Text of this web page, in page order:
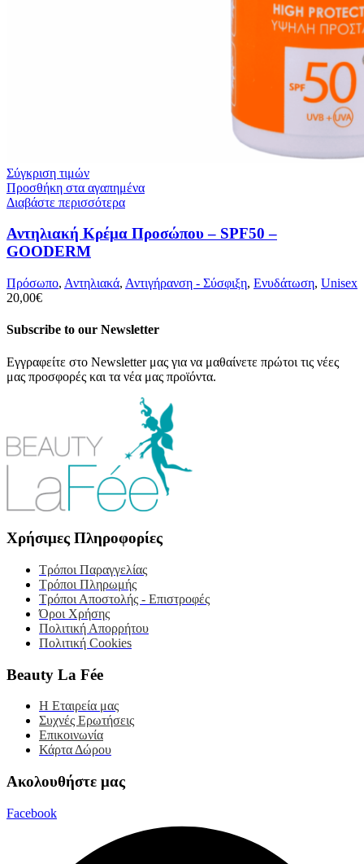
Σύγκριση τιμών
Προσθήκη στα αγαπημένα
Διαβάστε περισσότερα
Αντηλιακή Κρέμα Προσώπου – SPF50 –
GOODERM
Πρόσωπο, Αντηλιακά, Αντιγήρανση - Σύσφιξη, Ενυδάτωση, Unisex
20,00€
Subscribe to our Newsletter
Εγγραφείτε στο Newsletter μας για να μαθαίνετε πρώτοι τις νέες
μας προσφορές και τα νέα μας προϊόντα.
Χρήσιμες Πληροφορίες
Τρόποι Παραγγελίας
Τρόποι Πληρωμής
Τρόποι Αποστολής - Επιστροφές
Όροι Χρήσης
Πολιτική Απορρήτου
Πολιτική Cookies
Beauty La Fée
Η Εταιρεία μας
Συχνές Ερωτήσεις
Επικοινωνία
Κάρτα Δώρου
Ακολουθήστε μας
Facebook